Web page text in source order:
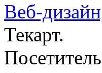
Веб-
Текарт.